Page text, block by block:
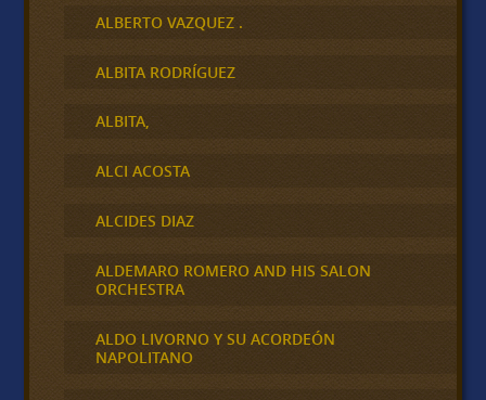
ALBERTO VAZQUEZ .
ALBITA RODRÍGUEZ
ALBITA,
ALCI ACOSTA
ALCIDES DIAZ
ALDEMARO ROMERO AND HIS SALON
ORCHESTRA
ALDO LIVORNO Y SU ACORDEÓN
NAPOLITANO